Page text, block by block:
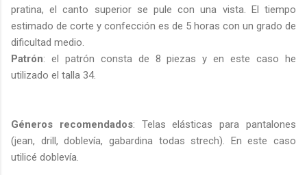
pratina, el canto superior se pule con una vista. El tiempo
estimado de corte y confección es de 5 horas con un grado de
dificultad medio.
Patrón: el patrón consta de 8 piezas y en este caso he
utilizado el talla 34.
Géneros recomendados: Telas elásticas para pantalones
(jean, drill, doblevía, gabardina todas strech). En este caso
utilicé doblevía.